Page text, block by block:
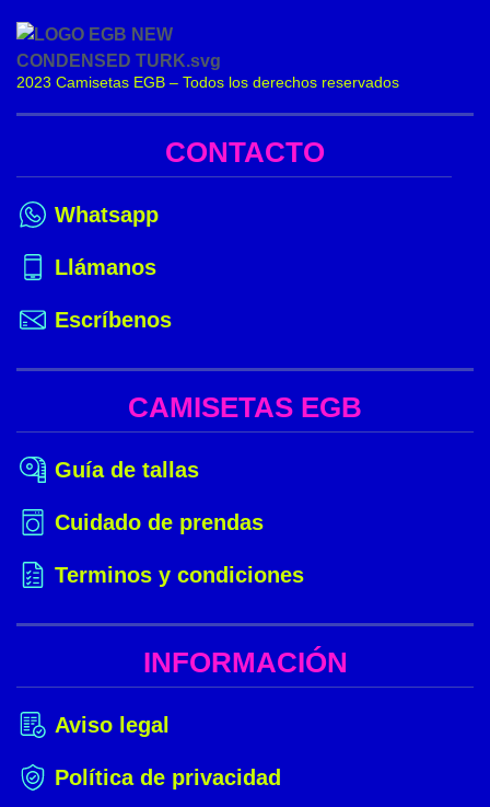
2023 Camisetas EGB – Todos los derechos reservados
CONTACTO
Whatsapp
Llámanos
Escríbenos
CAMISETAS EGB
Guía de tallas
Cuidado de prendas
Terminos y condiciones
INFORMACIÓN
Aviso legal
Política de privacidad